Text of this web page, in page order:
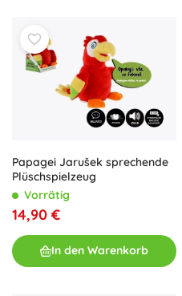
Papagei Jarušek sprechende
Plüschspielzeug
Vorrätig
14,90 €
In den Warenkorb